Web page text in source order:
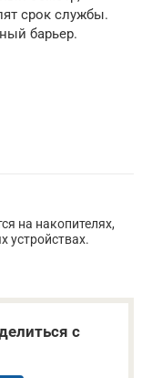
срок службы.
барьер.
на накопителях,
устройствах.
с